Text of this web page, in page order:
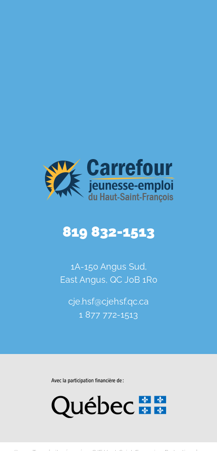
819 832-1513
1A-150 Angus Sud,
East Angus, QC J0B 1R0
cje.hsf@cjehsf.qc.ca
1 877 772-1513